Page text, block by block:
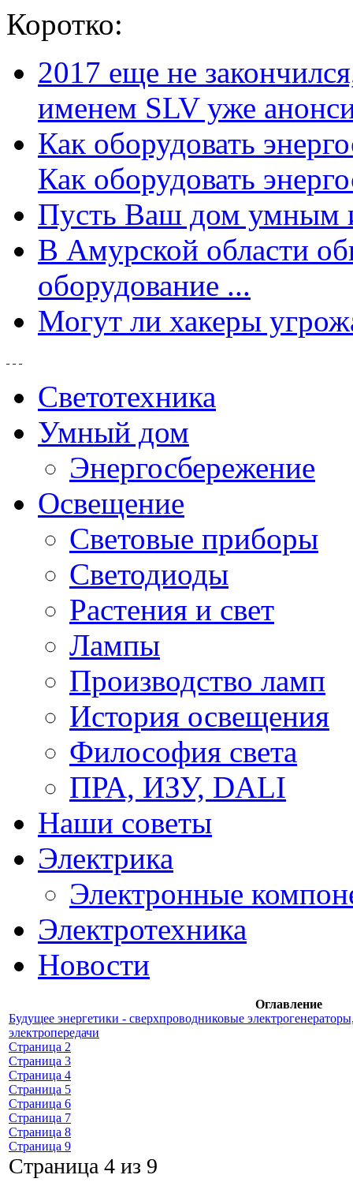
Коротко:
2017 еще не
именем SLV уже
Как оборудовать
Как оборудовать
Пусть Ваш дом умным
В Амурской области
оборудование ...
Могут ли хакеры
Светотехника
Умный дом
Энергосбережение
Освещение
Световые приборы
Светодиоды
Растения и свет
Лампы
Производство ламп
История освещения
Философия света
ПРА, ИЗУ, DALI
Наши советы
Электрика
Электронные
Электротехника
Новости
Оглавление
Будущее энергетики - сверхпроводниковые
электропередачи
Страница 2
Страница 3
Страница 4
Страница 5
Страница 6
Страница 7
Страница 8
Страница 9
Страница 4 из 9